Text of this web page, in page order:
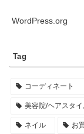
WordPress.org
Tag
コーディネート
美容院/ヘアスタイ
ネイル お